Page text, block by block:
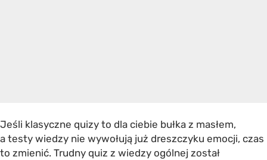
Jeśli klasyczne quizy to dla ciebie bułka z masłem,
a testy wiedzy nie wywołują już dreszczyku emocji, czas
to zmienić. Trudny quiz z wiedzy ogólnej został